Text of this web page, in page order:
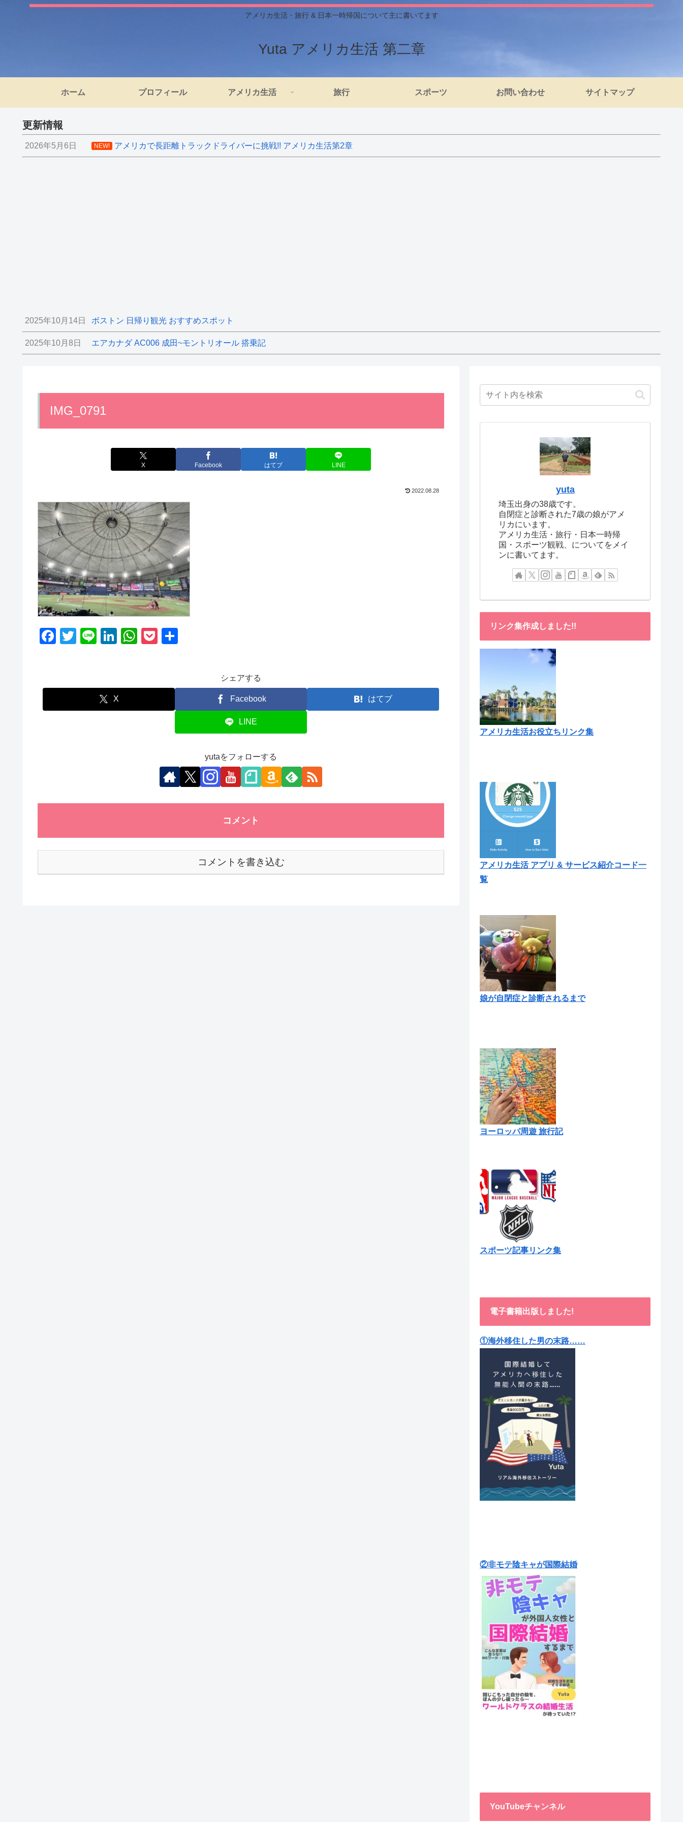
アメリカ生活・旅行 & 日本一時帰国について主に書いてます
Yuta アメリカ生活 第二章
ホーム プロフィール アメリカ生活 旅行 スポーツ お問い合わせ サイトマップ
更新情報
2026年5月6日 NEW! アメリカで長距離トラックドライバーに挑戦!! アメリカ生活第2章
2025年10月14日 ボストン 日帰り観光 おすすめスポット
2025年10月8日 エアカナダ AC006 成田~モントリオール 搭乗記
IMG_0791
X Facebook はてブ LINE
2022.08.28
F
e
T
er
Li
Li
e
dI
W
s
P
et
シェアする
X Facebook はてブ
LINE
yutaをフォローする
コメント
コメントを書き込む
yuta
埼玉出身の38歳です。
自閉症と診断された7歳の娘がアメ
リカにいます。
アメリカ生活・旅行・日本一時帰
国・スポーツ観戦、についてをメイ
ンに書いてます。
リンク集作成しました!!
アメリカ生活お役立ちリンク集
アメリカ生活 アプリ & サービス紹介コード一
覧
娘が自閉症と診断されるまで
ヨーロッパ周遊 旅行記
スポーツ記事リンク集
電子書籍出版しました!
①海外移住した男の末路……
②非モテ陰キャが国際結婚
YouTubeチャンネル